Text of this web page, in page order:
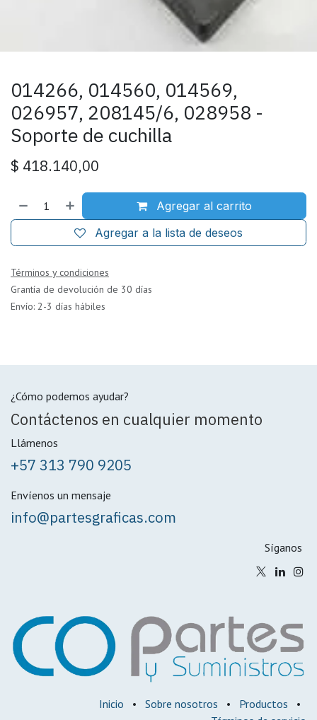
014266, 014560, 014569,
026957, 208145/6, 028958 -
Soporte de cuchilla
$ 418.140,00
Agregar al carrito
Agregar a la lista de deseos
Términos y condiciones
Grantía de devolución de 30 días
Envío: 2-3 días hábiles
¿Cómo podemos ayudar?
Contáctenos en cualquier momento
Llámenos
+57 313 790 9205
Envíenos un mensaje
info@partesgraficas.com
Síganos
Inicio • Sobre nosotros • Productos
•